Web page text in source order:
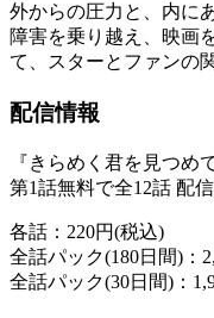
外からの圧力と、内に
障害を乗り越え、映画
て、スターとファンの
配信情報
『きらめく君を見つめ
第1話無料で全12話 配信
各話：220円(税込)
全話パック(180日間)：
全話パック(30日間)：